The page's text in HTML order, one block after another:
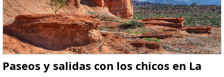
Paseos y salidas con los chicos en La